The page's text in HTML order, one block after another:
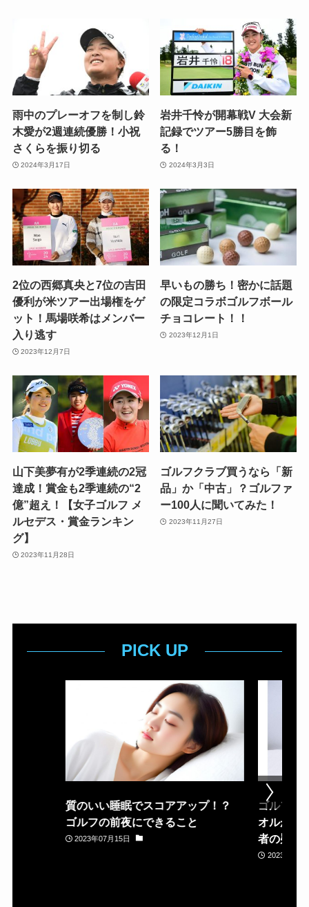
雨中のプレーオフを制し鈴
木愛が2週連続優勝！小祝
さくらを振り切る
2024年3月17日
岩井千怜が開幕戦V 大会新
記録でツアー5勝目を飾
る！
2024年3月3日
2位の西郷真央と7位の吉田
優利が米ツアー出場権をゲ
ット！馬場咲希はメンバー
入り逃す
2023年12月7日
早いもの勝ち！密かに話題
の限定コラボゴルフボール
チョコレート！！
2023年12月1日
山下美夢有が2季連続の2冠
達成！賞金も2季連続の“2
億”超え！【女子ゴルフ メ
ルセデス・賞金ランキン
グ】
2023年11月28日
ゴルフクラブ買うなら「新
品」か「中古」？ゴルファ
ー100人に聞いてみた！
2023年11月27日
PICK UP
質のいい睡眠でスコアアップ！？
ゴルフの前夜にできること
2023年07月15日
ゴルフ場
オルが置
者の疑問
2023年05月